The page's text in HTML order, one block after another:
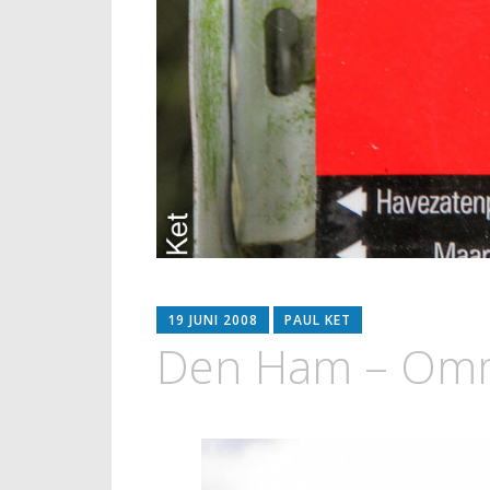
19 JUNI 2008 PAUL KET
Den Ham –